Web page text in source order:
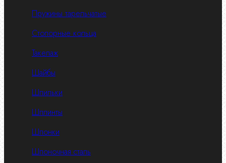
Пружины тарельчатые
Стопорные кольца
Такелаж
Шайбы
Шпильки
Шплинты
Шпонки
Шпоночная сталь